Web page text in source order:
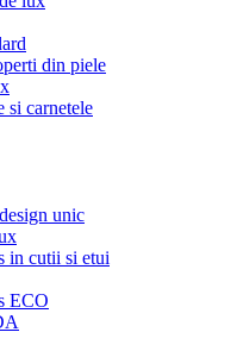
din piele
si carnetele
unic
in cutii si etui
ECO